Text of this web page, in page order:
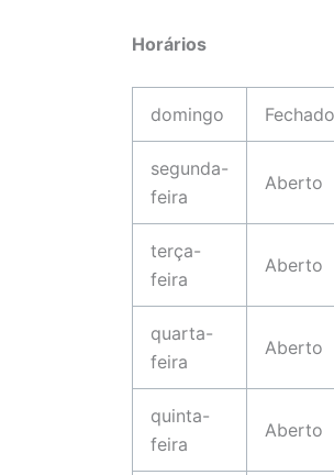
Horários
domingo Fechado
segunda-
feira
Aberto
terça-
feira
Aberto
quarta-
feira
Aberto
quinta-
feira
Aberto